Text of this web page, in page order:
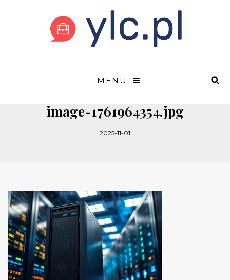
MENU
image-1761964354.jpg
2025-11-01